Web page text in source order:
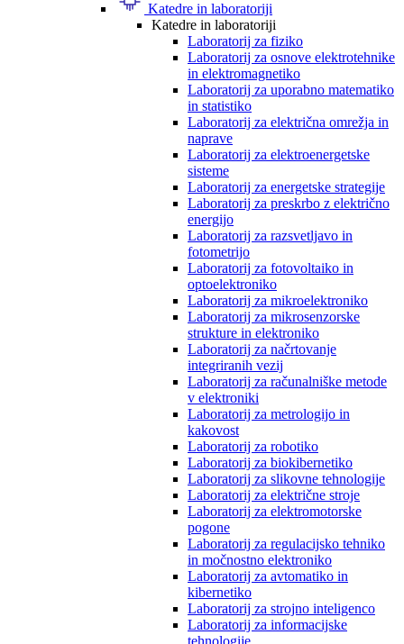
Katedre in laboratoriji
Katedre in laboratoriji
Laboratorij za fiziko
Laboratorij za osnove elektrotehnike
in elektromagnetiko
Laboratorij za uporabno matematiko
in statistiko
Laboratorij za električna omrežja in
naprave
Laboratorij za elektroenergetske
sisteme
Laboratorij za energetske strategije
Laboratorij za preskrbo z električno
energijo
Laboratorij za razsvetljavo in
fotometrijo
Laboratorij za fotovoltaiko in
optoelektroniko
Laboratorij za mikroelektroniko
Laboratorij za mikrosenzorske
strukture in elektroniko
Laboratorij za načrtovanje
integriranih vezij
Laboratorij za računalniške metode
v elektroniki
Laboratorij za metrologijo in
kakovost
Laboratorij za robotiko
Laboratorij za biokibernetiko
Laboratorij za slikovne tehnologije
Laboratorij za električne stroje
Laboratorij za elektromotorske
pogone
Laboratorij za regulacijsko tehniko
in močnostno elektroniko
Laboratorij za avtomatiko in
kibernetiko
Laboratorij za strojno inteligenco
Laboratorij za informacijske
tehnologije